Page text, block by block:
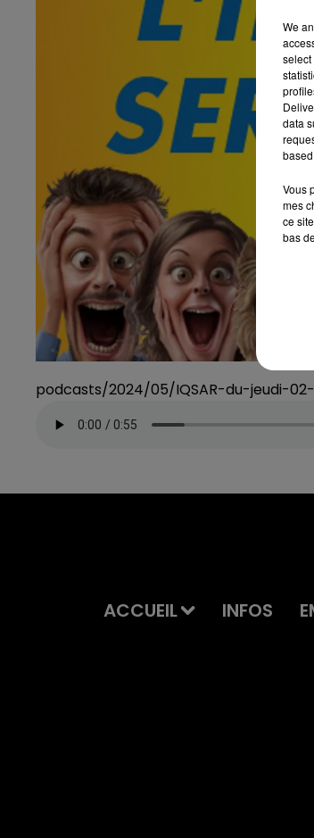
podcasts/2024/05/IQSAR-du-jeudi-
ACCUEIL INFOS
We
data
Vous
mes
ce
bas